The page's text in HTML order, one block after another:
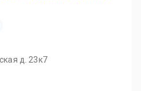
д. 23к7